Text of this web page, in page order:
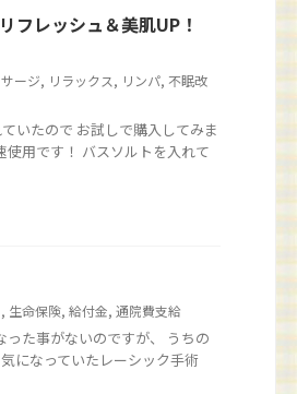
フレッシュ＆美肌UP！
ージ, リラックス, リンパ, 不眠改
いたので お試しで購入してみま
用です！ バスソルトを入れて
, 生命保険, 給付金, 通院費支給
た事がないのですが、 うちの
になっていたレーシック手術